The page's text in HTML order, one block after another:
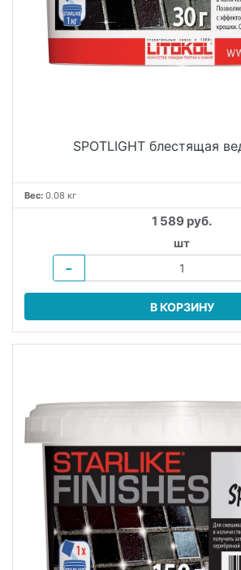
SPOTLIGHT блестящая
Вес: 0.08 кг
1 589 руб.
шт
−
В КОРЗИНУ